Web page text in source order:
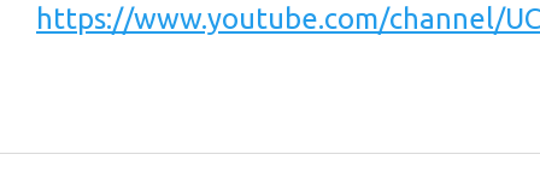
https://www.youtube.com/channel/